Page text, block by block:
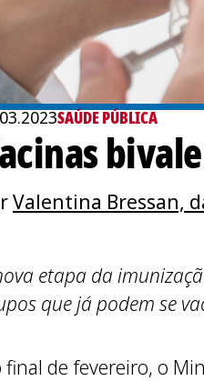
SAÚDE PÚBLICA
Valentina Bressan,
etapa da
que já podem se
final de fevereiro, o